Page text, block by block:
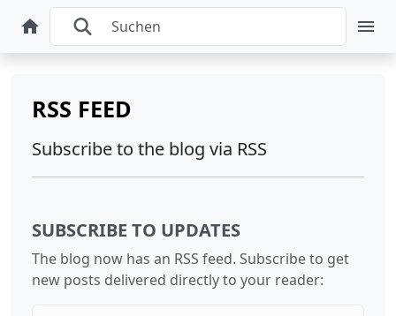
RSS FEED
Subscribe to the blog via RSS
SUBSCRIBE TO UPDATES
The blog now has an RSS feed. Subscribe to get
new posts delivered directly to your reader: